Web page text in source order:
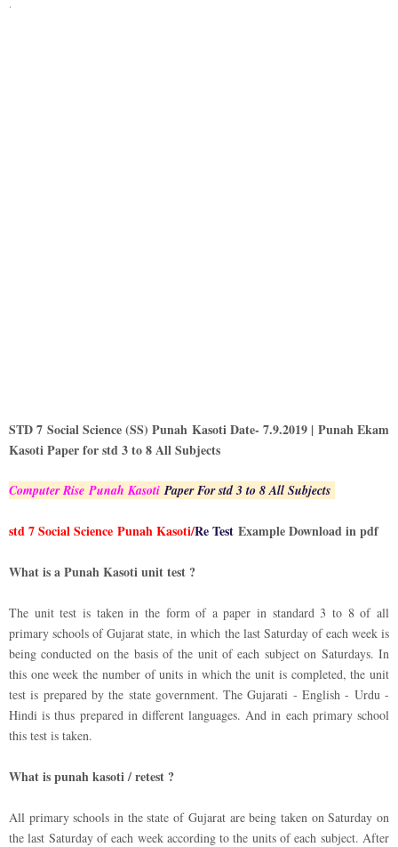
·
STD 7 Social Science (SS) Punah Kasoti Date- 7.9.2019 | Punah Ekam
Kasoti Paper for std 3 to 8 All Subjects
Computer Rise Punah Kasoti Paper For std 3 to 8 All Subjects
std 7 Social Science Punah Kasoti/Re Test Example Download in pdf
What is a Punah Kasoti unit test ?
The unit test is taken in the form of a paper in standard 3 to 8 of all
primary schools of Gujarat state, in which the last Saturday of each week is
being conducted on the basis of the unit of each subject on Saturdays. In
this one week the number of units in which the unit is completed, the unit
test is prepared by the state government. The Gujarati - English - Urdu -
Hindi is thus prepared in different languages. And in each primary school
this test is taken.
What is punah kasoti / retest ?
All primary schools in the state of Gujarat are being taken on Saturday on
the last Saturday of each week according to the units of each subject. After